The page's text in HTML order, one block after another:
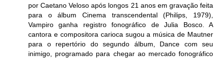
por Caetano Veloso após longos 21 anos em gravação feita
para o álbum Cinema transcendental (Philips, 1979),
Vampiro ganha registro fonográfico de Julia Bosco. A
cantora e compositora carioca sugou a música de Mautner
para o repertório do segundo álbum, Dance com seu
inimigo, programado para chegar ao mercado fonográfico